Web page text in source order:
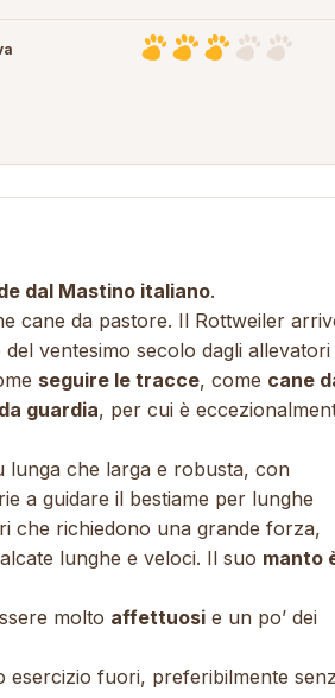
dal Mastino italiano.
cane da pastore. Il Rottweiler
ventesimo secolo dagli allevatori
seguire le tracce, come cane
guardia, per cui è
lunga che larga e robusta, con
a guidare il bestiame per lunghe
che richiedono una grande forza,
lunghe e veloci. Il suo manto
molto affettuosi e un po’ dei
esercizio fuori, preferibilmente